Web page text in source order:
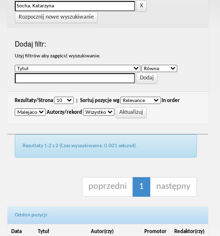
Rozpocznij nowe wyszukiwanie
Dodaj filtr:
Uzyj filtrów aby zagęścić wyszukiwanie.
Rezultaty/Strona Sortuj pozycje wg In order
Autorzy/rekord
Rezultaty 1-2 z 2 (Czas wyszukiwania: 0.001 sekund).
poprzedni 1 następny
Odsłon pozycji:
Data
Tytuł Autor(rzy) Promotor Redaktor(rzy)